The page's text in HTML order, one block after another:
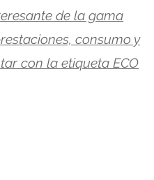
de la gama
consumo y
con la etiqueta ECO